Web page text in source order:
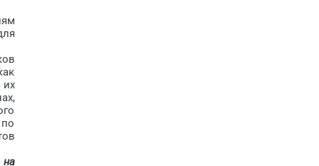
их
на